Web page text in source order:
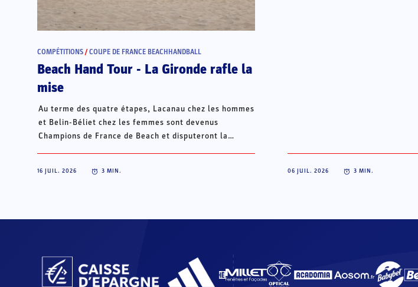
COMPÉTITIONS /COUPE DE FRANCE BEACHHANDBALL
Beach Hand Tour - La Gironde rafle la
mise
Au terme des quatre étapes, Lacanau chez les hommes
et Belin-Béliet chez les femmes sont devenus
Champions de France de Beach et disputeront la
16 JUIL. 2026 3 MIN. 06 JUIL. 2026 3 MIN.